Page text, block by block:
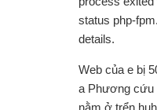
status php-
details.
Web của e bị
a Phương cứu
nằm ở trển